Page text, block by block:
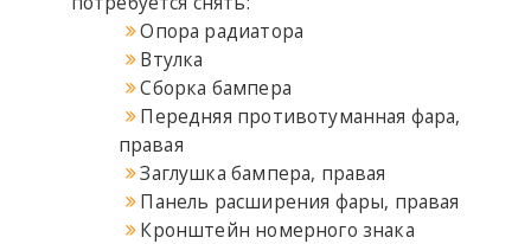
Опора радиатора
Втулка
Сборка бампера
Передняя противотуманная фара,
правая
Заглушка бампера, правая
Панель расширения фары, правая
Кронштейн номерного знака